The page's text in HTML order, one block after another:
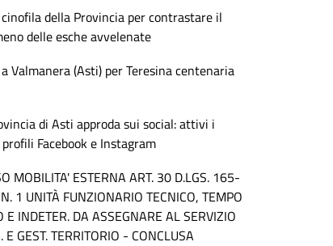
della Provincia per contrastare il
delle esche avvelenate
Valmanera (Asti) per Teresina centenaria
di Asti approda sui social: attivi i
Facebook e Instagram
MOBILITA' ESTERNA ART. 30 D.LGS. 165-
1 UNITÀ FUNZIONARIO TECNICO, TEMPO
E INDETER. DA ASSEGNARE AL SERVIZIO
E GEST. TERRITORIO - CONCLUSA